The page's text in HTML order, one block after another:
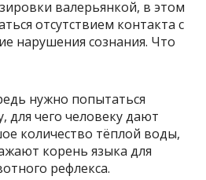
валерьянкой, в этом
отсутствием контакта с
нарушения сознания. Что
нужно попытаться
для чего человеку дают
количество тёплой воды,
корень языка для
рефлекса.